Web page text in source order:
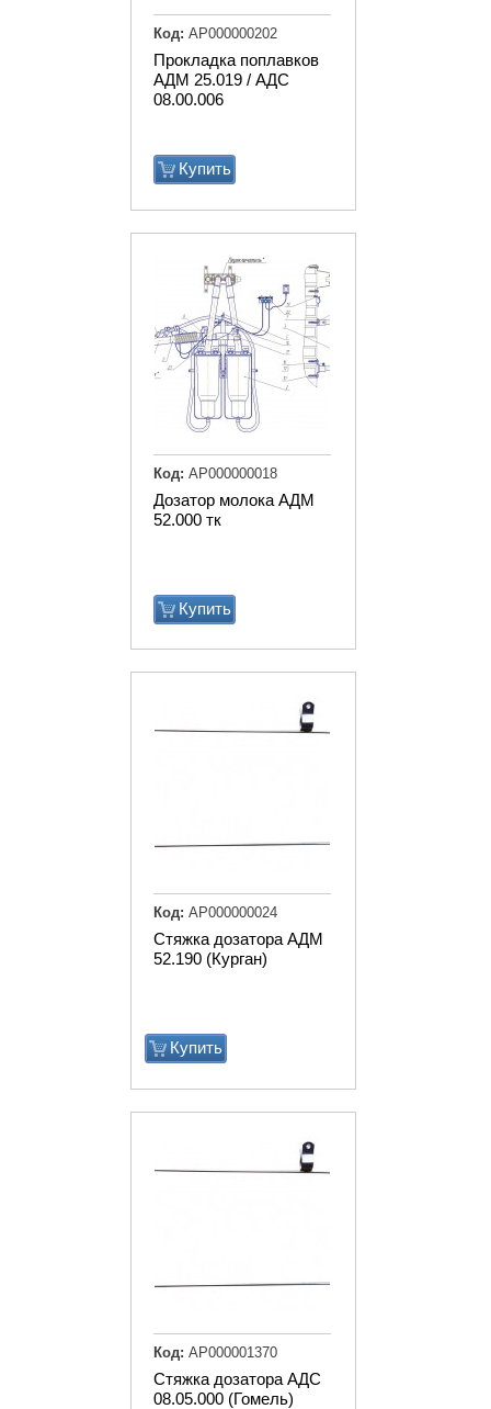
Прокладка поплавков
АДМ 25.019 / АДС
08.00.006
Купить
Код: АР000000202
Дозатор молока АДМ
52.000 тк
Купить
Код: АР000000018
Стяжка дозатора АДМ
52.190 (Курган)
Купить
Код: АР000000024
Стяжка дозатора АДС
08.05.000 (Гомель)
Код: АР000001370